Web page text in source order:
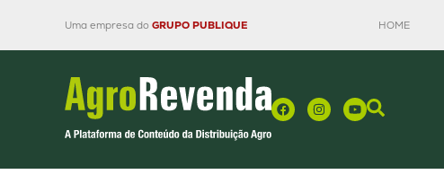
Uma empresa do GRUPO PUBLIQUE HOME